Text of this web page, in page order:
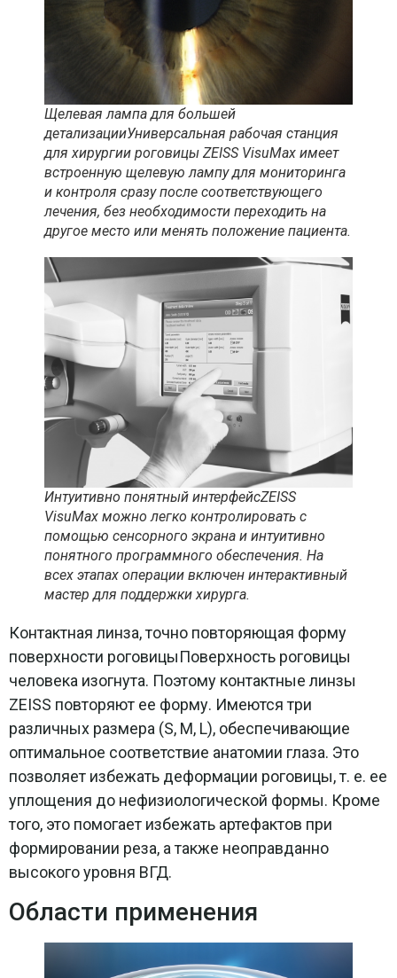
Щелевая лампа для большей
детализацииУниверсальная рабочая станция
для хирургии роговицы ZEISS VisuMax имеет
встроенную щелевую лампу для мониторинга
и контроля сразу после соответствующего
лечения, без необходимости переходить на
другое место или менять положение пациента.
Интуитивно понятный интерфейсZEISS
VisuMax можно легко контролировать с
помощью сенсорного экрана и интуитивно
понятного программного обеспечения. На
всех этапах операции включен интерактивный
мастер для поддержки хирурга.
Контактная линза, точно повторяющая форму
поверхности роговицыПоверхность роговицы
человека изогнута. Поэтому контактные линзы
ZEISS повторяют ее форму. Имеются три
различных размера (S, M, L), обеспечивающие
оптимальное соответствие анатомии глаза. Это
позволяет избежать деформации роговицы, т. е. ее
уплощения до нефизиологической формы. Кроме
того, это помогает избежать артефактов при
формировании реза, а также неоправданно
высокого уровня ВГД.
Области применения